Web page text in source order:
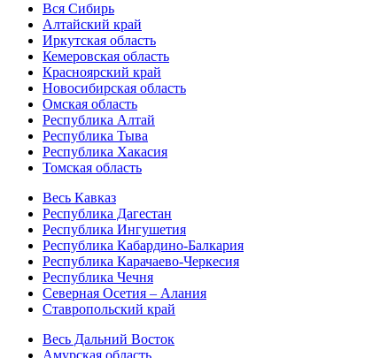
Вся Сибирь
Алтайский край
Иркутская область
Кемеровская область
Красноярский край
Новосибирская область
Омская область
Республика Алтай
Республика Тыва
Республика Хакасия
Томская область
Весь Кавказ
Республика Дагестан
Республика Ингушетия
Республика Кабардино-Балкария
Республика Карачаево-Черкесия
Республика Чечня
Северная Осетия – Алания
Ставропольский край
Весь Дальний Восток
Амурская область